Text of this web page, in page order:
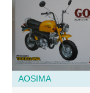
AOSIMA